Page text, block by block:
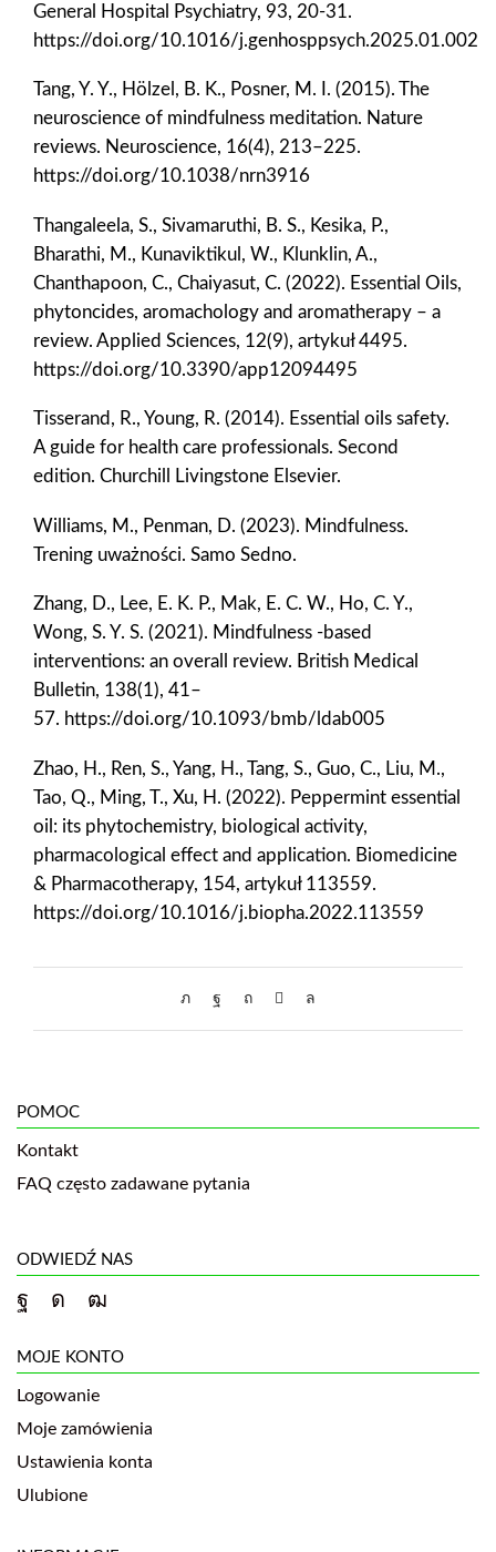
General Hospital Psychiatry, 93, 20-31.
https://doi.org/10.1016/j.genhosppsych.2025.01.002
Tang, Y. Y., Hölzel, B. K., Posner, M. I. (2015). The
neuroscience of mindfulness meditation. Nature
reviews. Neuroscience, 16(4), 213–225.
https://doi.org/10.1038/nrn3916
Thangaleela, S., Sivamaruthi, B. S., Kesika, P.,
Bharathi, M., Kunaviktikul, W., Klunklin, A.,
Chanthapoon, C., Chaiyasut, C. (2022). Essential Oils,
phytoncides, aromachology and aromatherapy – a
review. Applied Sciences, 12(9), artykuł 4495.
https://doi.org/10.3390/app12094495
Tisserand, R., Young, R. (2014). Essential oils safety.
A guide for health care professionals. Second
edition. Churchill Livingstone Elsevier.
Williams, M., Penman, D. (2023). Mindfulness.
Trening uważności. Samo Sedno.
Zhang, D., Lee, E. K. P., Mak, E. C. W., Ho, C. Y.,
Wong, S. Y. S. (2021). Mindfulness -based
interventions: an overall review. British Medical
Bulletin, 138(1), 41–
57. https://doi.org/10.1093/bmb/ldab005
Zhao, H., Ren, S., Yang, H., Tang, S., Guo, C., Liu, M.,
Tao, Q., Ming, T., Xu, H. (2022). Peppermint essential
oil: its phytochemistry, biological activity,
pharmacological effect and application. Biomedicine
& Pharmacotherapy, 154, artykuł 113559.
https://doi.org/10.1016/j.biopha.2022.113559
POMOC
Kontakt
FAQ często zadawane pytania
ODWIEDŹ NAS
MOJE KONTO
Logowanie
Moje zamówienia
Ustawienia konta
Ulubione